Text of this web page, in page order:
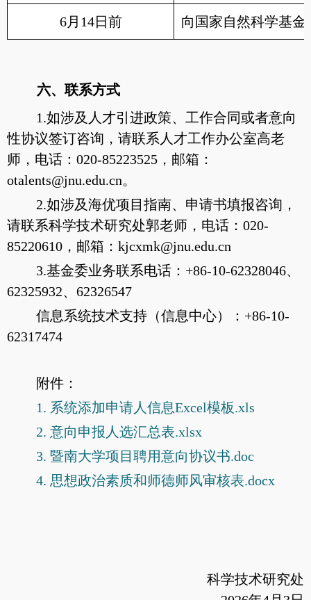
6月14日前 向国家自然科学基金
六、联系方式
1.如涉及人才引进政策、工作合同或者意向
性协议签订咨询，请联系人才工作办公室高老
师，电话：020-85223525，邮箱：
otalents@jnu.edu.cn。
2.如涉及海优项目指南、申请书填报咨询，
请联系科学技术研究处郭老师，电话：020-
85220610，邮箱：kjcxmk@jnu.edu.cn
3.基金委业务联系电话：+86-10-62328046、
62325932、62326547
信息系统技术支持（信息中心）：+86-10-
62317474
附件：
1. 系统添加申请人信息Excel模板.xls
2. 意向申报人选汇总表.xlsx
3. 暨南大学项目聘用意向协议书.doc
4. 思想政治素质和师德师风审核表.docx
科学技术研究处